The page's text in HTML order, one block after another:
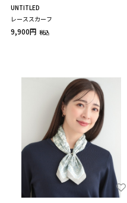
UNTITLED
レーススカーフ
9,900円 税込